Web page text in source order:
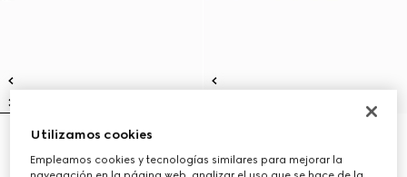
Chaqueta de botonadura
sencilla de lana
€ 3.100
sencilla de lana gingham
€ 2.700
Utilizamos cookies
Empleamos cookies y tecnologías similares para mejorar la